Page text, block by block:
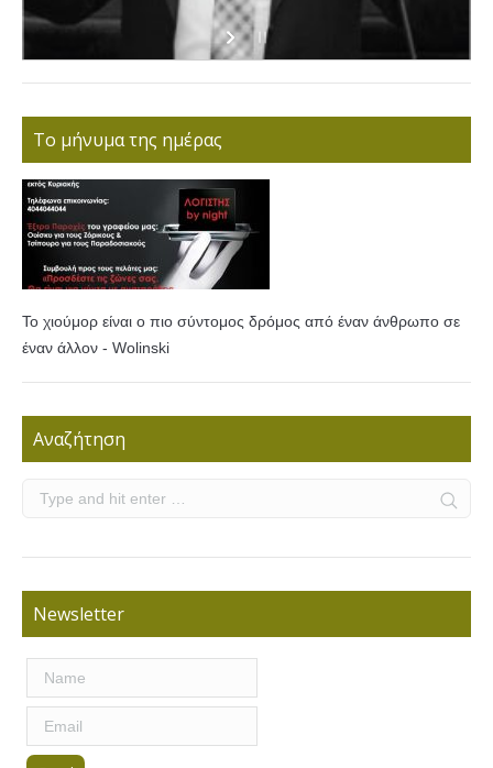
Το μήνυμα της ημέρας
Το χιούμορ είναι ο πιο σύντομος δρόμος από έναν άνθρωπο σε
έναν άλλον - Wolinski
Αναζήτηση
Newsletter